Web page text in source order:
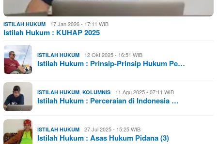
ISTILAH HUKUM 17 Jan 2026 - 17:11 WIB
Istilah Hukum : KUHAP 2025
ISTILAH HUKUM 12 Okt 2025 - 16:51 WIB
Istilah Hukum : Prinsip-Prinsip Hukum Pe…
ISTILAH HUKUM KOLUMNIS 11 Agu 2025 - 07:11 WIB
Istilah Hukum : Perceraian di Indonesia …
ISTILAH HUKUM 27 Jul 2025 - 15:25 WIB
Istilah Hukum : Asas Hukum Pidana (3)